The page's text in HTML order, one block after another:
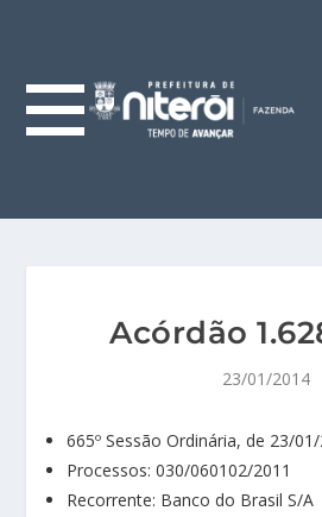
Acórdão
23/01/2014
665º Sessão Ordinária, de 23/
Processos: 030/060102/2011
Recorrente: Banco do Brasil S/A